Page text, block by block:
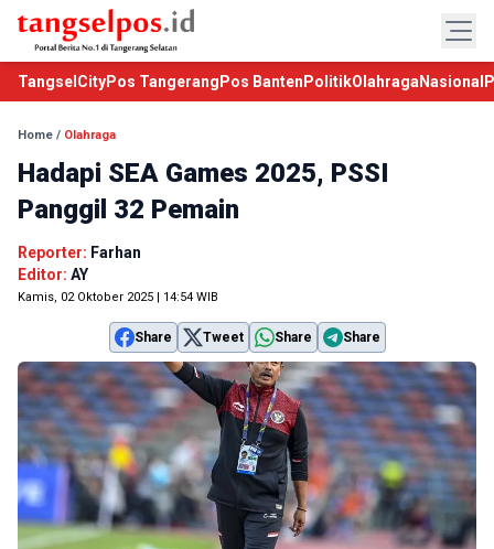
TangselCityPos Tangerang Pos Banten PolitikOlahraga Nasional
Home / Olahraga
Hadapi SEA Games 2025, PSSI
Panggil 32 Pemain
Reporter: Farhan
Editor: AY
Kamis, 02 Oktober 2025 | 14:54 WIB
Share Tweet Share Share